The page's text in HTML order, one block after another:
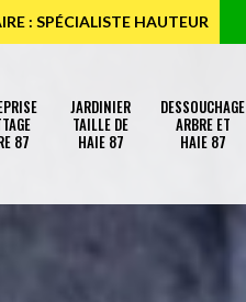
: SPÉCIALISTE HAUTEUR
87
JARDINIER
TAILLE DE
HAIE 87
DESSOUCHAGE
ARBRE ET
HAIE 87